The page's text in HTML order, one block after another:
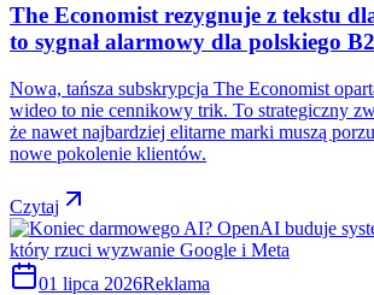
The Economist rezygnuje z tekstu
to sygnał alarmowy dla polskiego
Nowa, tańsza subskrypcja The Economist
wideo to nie cennikowy trik. To strategiczny
że nawet najbardziej elitarne marki muszą
nowe pokolenie klientów.
Czytaj
01 lipca 2026Reklama